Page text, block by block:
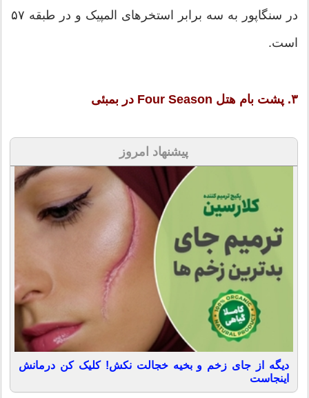
در سنگاپور به سه برابر استخرهای المپیک و در طبقه ۵۷
است.
۳. پشت بام هتل Four Season در بمبئی
پیشنهاد امروز
دیگه از جای زخم و بخیه خجالت نکش! کلیک کن درمانش
اینجاست